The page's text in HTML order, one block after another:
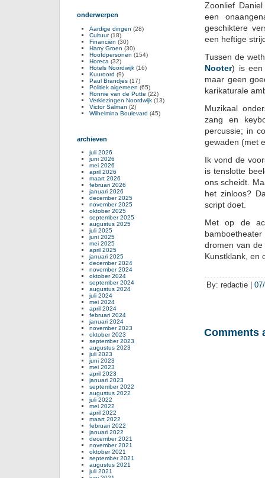
Zoonlief
een
geschiktere
een heftige
Tussen de
Nooter) is een
maar geen
karikaturale
Muzikaal
zang en
percussie; in
gewaden (met
Ik vond de
is tenslotte
ons scheidt.
het zinloos?
script doet.
Met op de
dromen van
Kunstklank, en
By: redactie |
Comments
onderwerpen
Aardige dingen (28)
Cultuur(18)
Financiën (30)
Harry Groen (30)
Hoofdpersonen (154)
Horeca (32)
Hotels Noordwijk (16)
Kuuroord (9)
Paul Brandjes (17)
Politiek algemeen (65)
Ronnie van de Putte (22)
Verkiezingen Noordwijk (13)
Victor Salman (2)
Wilhelmina Boulevard (45)
archieven
juli 2026
juni 2026
mei 2026
april 2026
maart 2026
februari 2026
januari 2026
december 2025
november 2025
oktober 2025
september 2025
augustus 2025
juli 2025
juni 2025
mei 2025
april 2025
januari 2025
december 2024
november 2024
oktober 2024
september 2024
augustus 2024
juli 2024
mei 2024
april 2024
februari 2024
januari 2024
november 2023
oktober 2023
september 2023
augustus 2023
juli 2023
juni 2023
mei 2023
april 2023
januari 2023
september 2022
augustus 2022
juli 2022
mei 2022
april 2022
maart 2022
februari 2022
januari 2022
december 2021
november 2021
oktober 2021
september 2021
augustus 2021
juli 2021